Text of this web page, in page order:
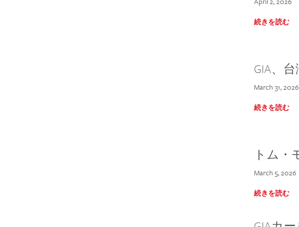
続きを読む
GIA、
March 31, 2026
続きを読む
トム・
March 5, 2026
続きを読む